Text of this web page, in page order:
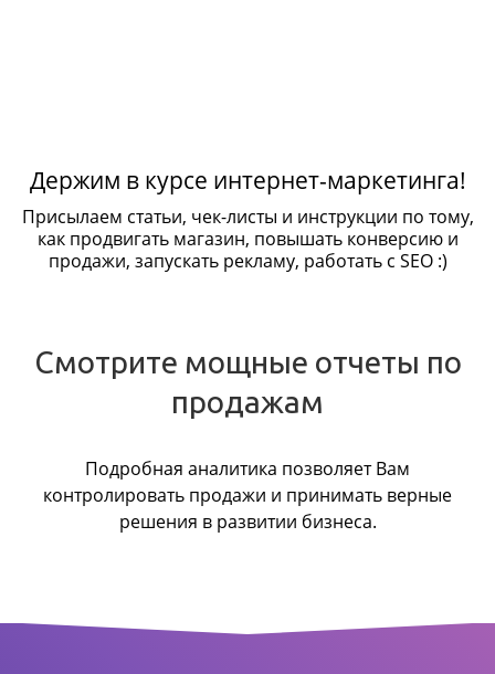
Держим в курсе интернет-маркетинга!
Присылаем статьи, чек-листы и инструкции по тому,
как продвигать магазин, повышать конверсию и
продажи, запускать рекламу, работать с SEO :)
Смотрите мощные отчеты по
продажам
Подробная аналитика позволяет Вам
контролировать продажи и принимать верные
решения в развитии бизнеса.